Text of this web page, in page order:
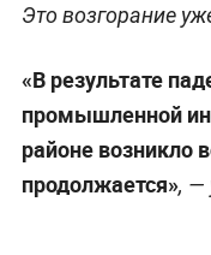
Это возгорание
«В результате
промышленной
районе возникло
продолжается», —